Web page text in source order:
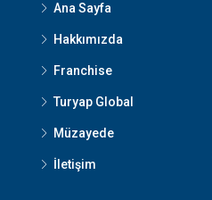
Ana Sayfa
Hakkımızda
Franchise
Turyap Global
Müzayede
İletişim